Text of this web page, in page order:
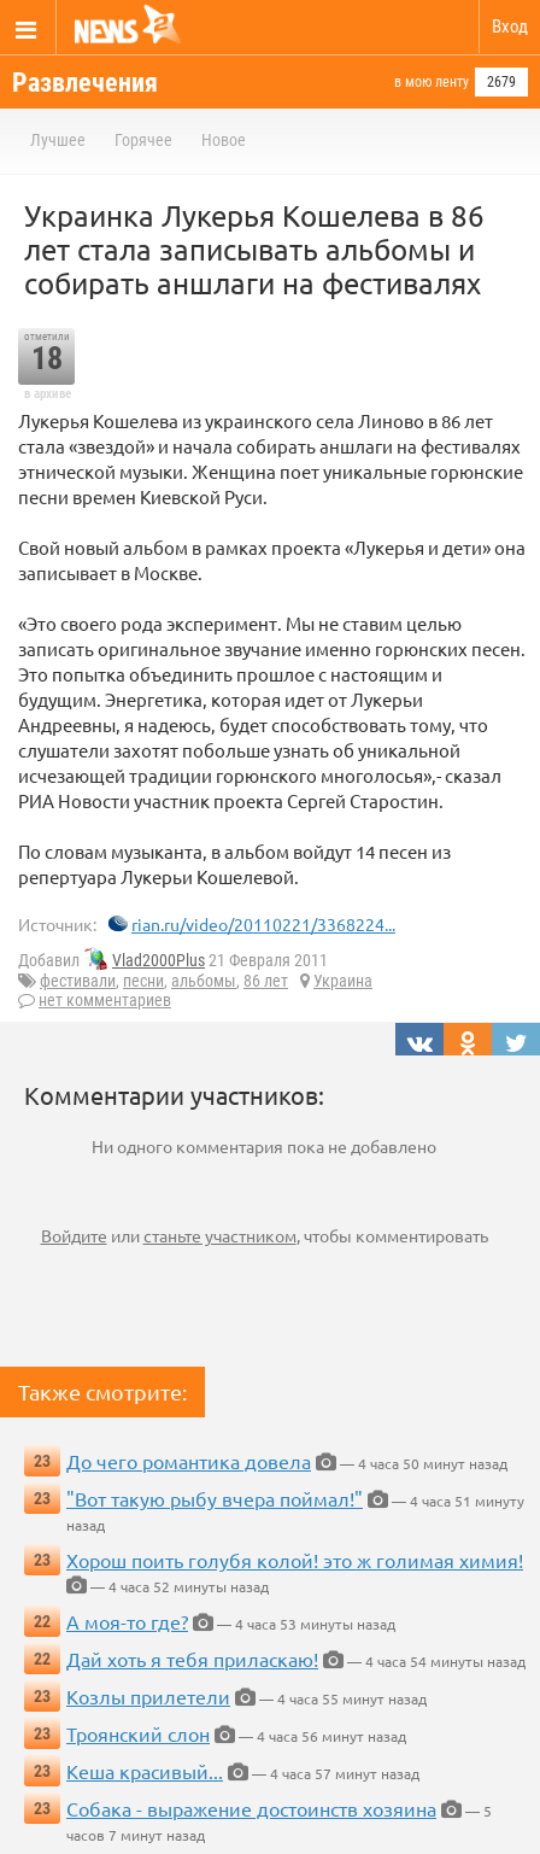
Вход
Развлечения в мою ленту 2679
Лучшее Горячее Новое
Украинка Лукерья Кошелева в 86
лет стала записывать альбомы и
собирать аншлаги на фестивалях
отметили
18
в архиве
Лукерья Кошелева из украинского села Линово в 86 лет
стала «звездой» и начала собирать аншлаги на фестивалях
этнической музыки. Женщина поет уникальные горюнские
песни времен Киевской Руси.
Свой новый альбом в рамках проекта «Лукерья и дети» она
записывает в Москве.
«Это своего рода эксперимент. Мы не ставим целью
записать оригинальное звучание именно горюнских песен.
Это попытка объединить прошлое с настоящим и
будущим. Энергетика, которая идет от Лукерьи
Андреевны, я надеюсь, будет способствовать тому, что
слушатели захотят побольше узнать об уникальной
исчезающей традиции горюнского многолосья»,- сказал
РИА Новости участник проекта Сергей Старостин.
По словам музыканта, в альбом войдут 14 песен из
репертуара Лукерьи Кошелевой.
Источник: rian.ru/video/20110221/3368224...
Добавил Vlad2000Plus21 Февраля 2011
фестивали, песни, альбомы, 86 лет
Украина
нет комментариев
Комментарии участников:
Ни одного комментария пока не добавлено
Войдите илистаньте участником, чтобы комментировать
Также смотрите:
23 До чего романтика довела
— 4 часа 50 минут назад
23
"Вот такую рыбу вчера поймал!"
— 4 часа 51 минуту
назад
23
Хорош поить голубя колой! это ж голимая химия!
— 4 часа 52 минуты назад
22
А моя-то где?
— 4 часа 53 минуты назад
22
Дай хоть я тебя приласкаю!
— 4 часа 54 минуты назад
23
Козлы прилетели
— 4 часа 55 минут назад
23
Троянский слон
— 4 часа 56 минут назад
23
Кеша красивый...
— 4 часа 57 минут назад
23
Собака - выражение достоинств хозяина
— 5
часов 7 минут назад